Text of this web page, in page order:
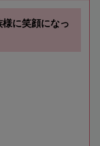
様に笑顔になっ